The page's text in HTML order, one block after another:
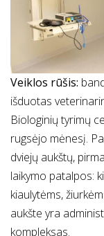
Veiklos rūšis:
išduotas
Biologinių tyrimų
rugsėjo mėnesį.
dviejų aukštų,
laikymo patalpos:
kiaulytėms,
aukšte yra
kompleksas.